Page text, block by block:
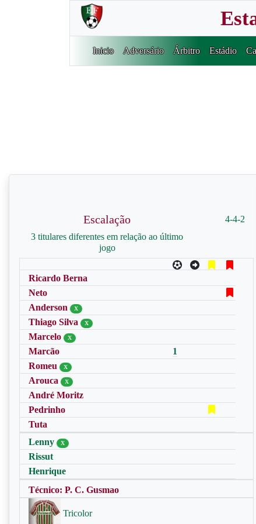
Inicio Adversário Árbitro Estádio
Escalação
3 titulares diferentes em relação ao último
jogo
4-4-2
Ricardo Berna
Neto
Anderson
X
Thiago Silva X
Marcelo X
Marcão
1
Romeu
X
Arouca X
André Moritz
Pedrinho
Tuta
Lenny
X
Rissut
Henrique
Técnico: P. C. Gusmao
Tricolor